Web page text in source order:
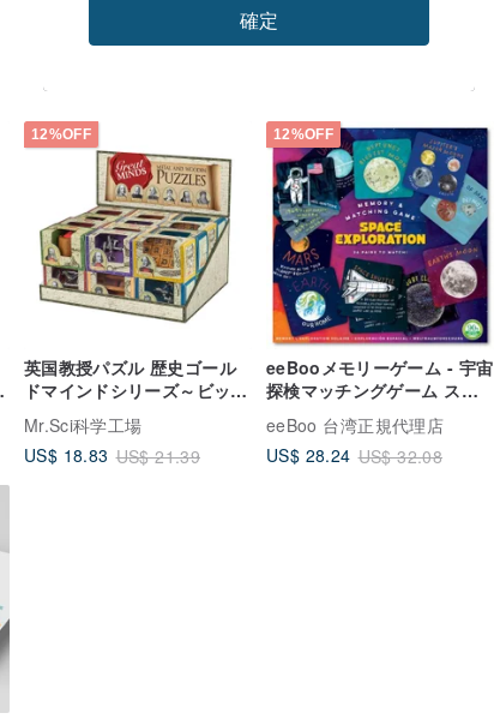
12%OFF
英国教授パズル 歴史ゴール
ドマインドシリーズ～ビッグ
ショットパズル（6種類）
Mr.Sci科学工場
US$ 18.83 US$ 21.39
12%OFF
eeBooメモリーゲーム - 宇宙
探検マッチングゲーム スペ
ースアドベンチャー
eeBoo 台湾正規代理店
US$ 28.24 US$ 32.08
確定